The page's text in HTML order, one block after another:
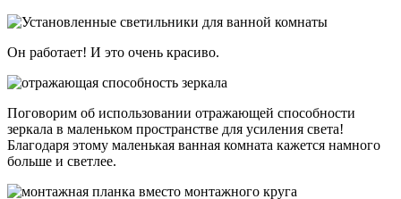
Он работает! И это очень красиво.
Поговорим об использовании отражающей способности
зеркала в маленьком пространстве для усиления света!
Благодаря этому маленькая ванная комната кажется намного
больше и светлее.